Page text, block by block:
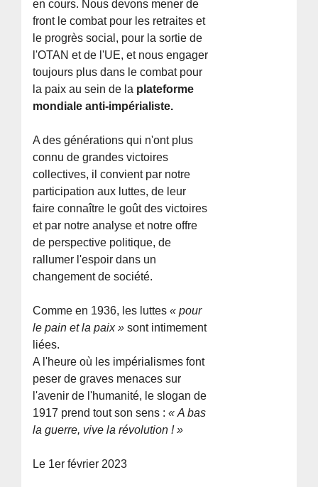
en cours. Nous devons mener de
front le combat pour les retraites et
le progrès social, pour la sortie de
l'OTAN et de l'UE, et nous engager
toujours plus dans le combat pour
la paix au sein de la plateforme
mondiale anti-impérialiste.
A des générations qui n'ont plus
connu de grandes victoires
collectives, il convient par notre
participation aux luttes, de leur
faire connaître le goût des victoires
et par notre analyse et notre offre
de perspective politique, de
rallumer l'espoir dans un
changement de société.
Comme en 1936, les luttes« pour
le pain et la paix » sont intimement
liées.
A l'heure où les impérialismes font
peser de graves menaces sur
l'avenir de l'humanité, le slogan de
1917 prend tout son sens :« A bas
la guerre, vive la révolution ! »
Le 1er février 2023